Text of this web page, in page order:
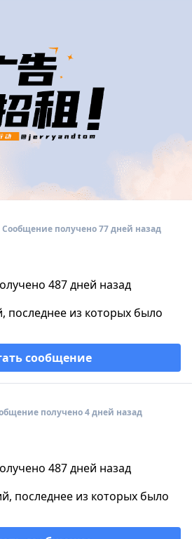
Сообщение получено 77 дней назад
487 дней назад
последнее из которых было
сообщение
получено 4 дней назад
487 дней назад
последнее из которых было